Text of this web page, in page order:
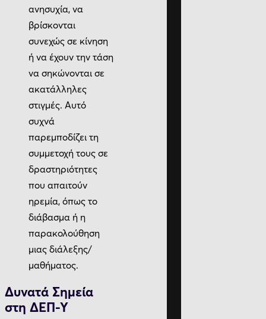
ανησυχία, να
βρίσκονται
συνεχώς σε κίνηση
ή να έχουν την τάση
να σηκώνονται σε
ακατάλληλες
στιγμές. Αυτό
συχνά
παρεμποδίζει τη
συμμετοχή τους σε
δραστηριότητες
που απαιτούν
ηρεμία, όπως το
διάβασμα ή η
παρακολούθηση
μιας διάλεξης/
μαθήματος.
Δυνατά Σημεία
στη ΔΕΠ-Υ